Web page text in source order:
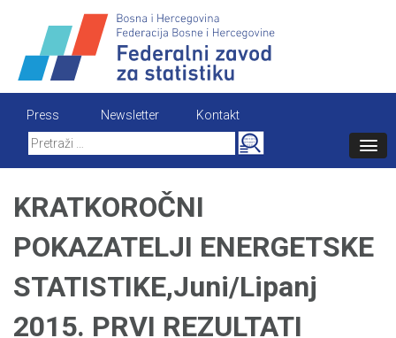
content
Press Newsletter
Kontakt
Search
for:
KRATKOROČNI
POKAZATELJI ENERGETSKE
STATISTIKE,Juni/Lipanj
2015. PRVI REZULTATI